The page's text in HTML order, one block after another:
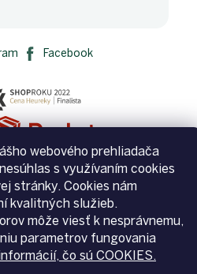
webového prehliadača
s využívaním cookies
stránky. Cookies nám
kvalitných služieb.
môže viesť k nesprávnemu,
parametrov fungovania
čo sú COOKIES.
Facebook
Shoptet